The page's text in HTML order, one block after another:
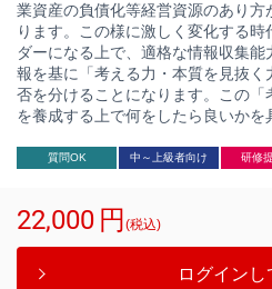
業資産の負債化等経営資源のあり方
ります。この様に激しく変化する
ダーになる上で、適格な情報収集
報を基に「考える力・本質を見抜
否を分けることになります。この「
を養成する上で何をしたら良いかを
質問OK 中～上級者向け 研修
22,000 円 (税込)
ログインし